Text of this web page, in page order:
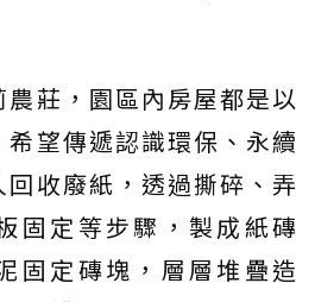
莊，園區內房屋都是以
望傳遞認識環保、永續
收廢紙，透過撕碎、弄
固定等步驟，製成紙磚
固定磚塊，層層堆疊造